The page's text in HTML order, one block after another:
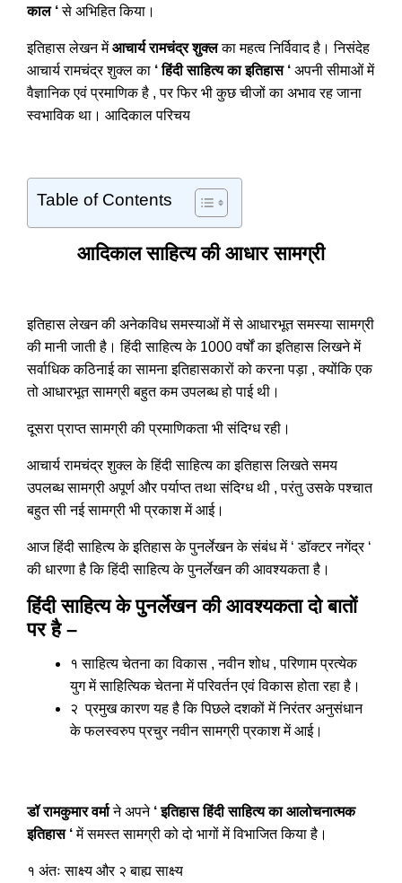
काल ‘से अभिहित किया।
इतिहास लेखन मेंआचार्य रामचंद्र शुक्लका महत्व निर्विवाद है। निसंदेह
आचार्य रामचंद्र शुक्ल का ‘ हिंदी साहित्य का इतिहास ‘ अपनी सीमाओं में
वैज्ञानिक एवं प्रमाणिक है , पर फिर भी कुछ चीजों का अभाव रह जाना
स्वभाविक था। आदिकाल परिचय
Table of Contents
आदिकाल साहित्य की आधार सामग्री
इतिहास लेखन की अनेकविध समस्याओं में से आधारभूत समस्या सामग्री
की मानी जाती है। हिंदी साहित्य के 1000 वर्षों का इतिहास लिखने में
सर्वाधिक कठिनाई का सामना इतिहासकारों को करना पड़ा , क्योंकि एक
तो आधारभूत सामग्री बहुत कम उपलब्ध हो पाई थी।
दूसरा प्राप्त सामग्री की प्रमाणिकता भी संदिग्ध रही।
आचार्य रामचंद्र शुक्ल के हिंदी साहित्य का इतिहास लिखते समय
उपलब्ध सामग्री अपूर्ण और पर्याप्त तथा संदिग्ध थी , परंतु उसके पश्चात
बहुत सी नई सामग्री भी प्रकाश में आई।
आज हिंदी साहित्य के इतिहास के पुनर्लेखन के संबंध में ‘ डॉक्टर नगेंद्र ‘
की धारणा है कि हिंदी साहित्य के पुनर्लेखन की आवश्यकता है।
हिंदी साहित्य के पुनर्लेखन की आवश्यकता दो बातों
पर है –
१ साहित्य चेतना का विकास , नवीन शोध , परिणाम प्रत्येक
युग में साहित्यिक चेतना में परिवर्तन एवं विकास होता रहा है।
२ प्रमुख कारण यह है कि पिछले दशकों में निरंतर अनुसंधान
के फलस्वरुप प्रचुर नवीन सामग्री प्रकाश में आई।
डॉ रामकुमार वर्माने अपने ‘ इतिहास हिंदी साहित्य का आलोचनात्मक
इतिहास ‘में समस्त सामग्री को दो भागों में विभाजित किया है।
१ अंतः साक्ष्य और २ बाह्य साक्ष्य